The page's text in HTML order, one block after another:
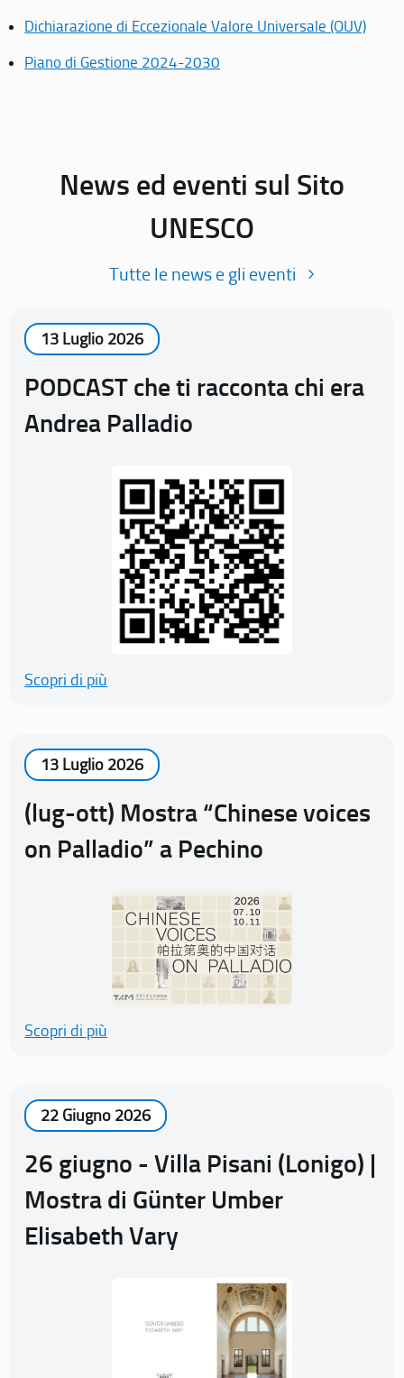
Dichiarazione di Eccezionale Valore Universale (OUV)
Piano di Gestione 2024-2030
News ed eventi sul Sito
UNESCO
Tutte le news e gli eventi
13 Luglio 2026
PODCAST che ti racconta chi era
Andrea Palladio
Scopri di più
13 Luglio 2026
(lug-ott) Mostra “Chinese voices
on Palladio” a Pechino
Scopri di più
22 Giugno 2026
26 giugno - Villa Pisani (Lonigo) |
Mostra di Günter Umber
Elisabeth Vary